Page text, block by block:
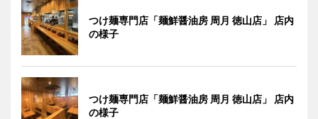
つけ麺専門店「麺鮮醤油房 周月 徳山店」 店内
の様子
つけ麺専門店「麺鮮醤油房 周月 徳山店」 店内
の様子